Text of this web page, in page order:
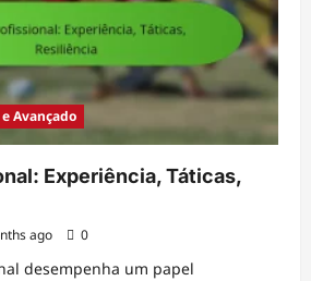
Avançado
Experiência, Táticas,
ago 0
desempenha um papel